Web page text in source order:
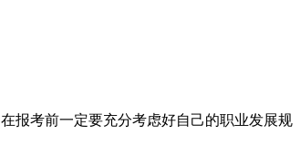
报考前一定要充分考虑好自己的职业发展规